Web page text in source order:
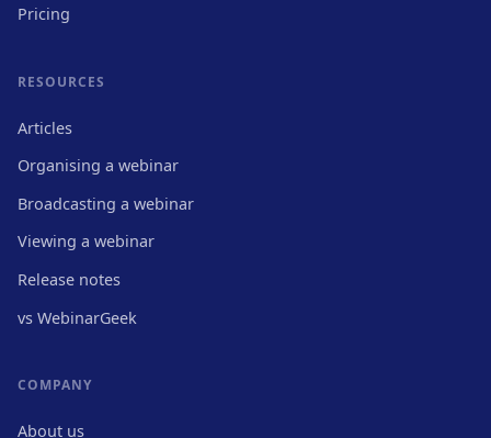
Pricing
RESOURCES
Articles
Organising a webinar
Broadcasting a webinar
Viewing a webinar
Release notes
vs WebinarGeek
COMPANY
About us